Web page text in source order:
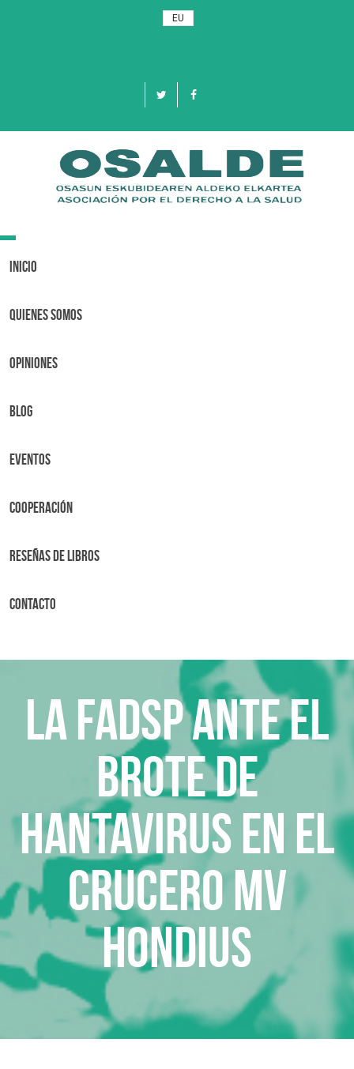
EU
Toggle
Inicio
Quienes Somos
OPINIONES
BLOG
Eventos
Cooperación
Reseñas de libros
Contacto
La FADSP ante el
brote de
hantavirus en el
crucero MV
Hondius